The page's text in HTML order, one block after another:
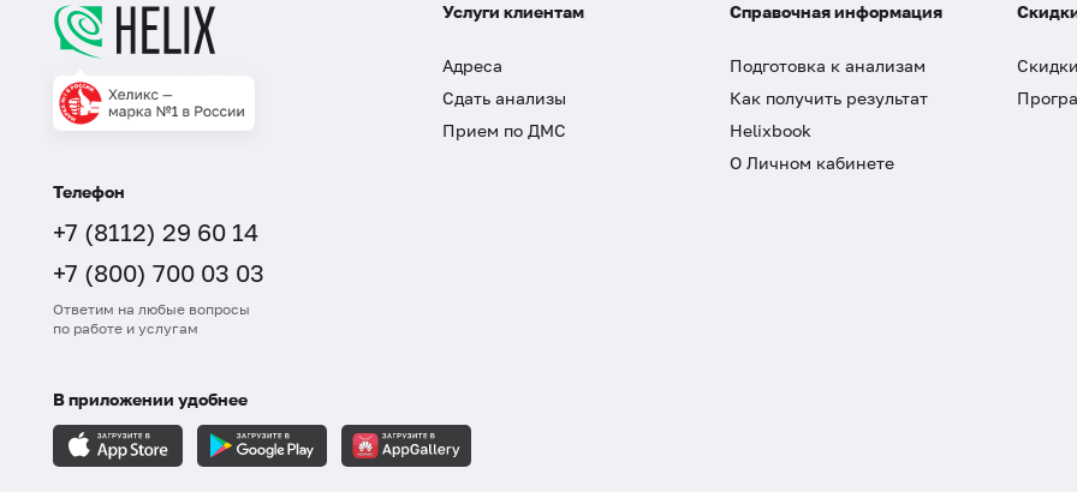
Телефон
+7 (8112) 29 60 14
+7 (800) 700 03 03
Ответим на любые вопросы
по работе и услугам
Услуги клиентам
Адреса
Сдать анализы
Прием по ДМС
Справочная информация
Подготовка к анализам
Как получить результат
Helixbook
О Личном кабинете
В приложении удобнее